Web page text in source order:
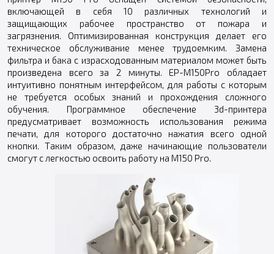
включающей в себя 10 различных технологий и
защищающих рабочее пространство от пожара и
загрязнения. Оптимизированная конструкция делает его
техническое обслуживание менее трудоемким. Замена
фильтра и бака с израсходованным материалом может быть
произведена всего за 2 минуты. EP-M150Pro обладает
интуитивно понятным интерфейсом, для работы с которым
не требуется особых знаний и прохождения сложного
обучения. Программное обеспечение 3d-принтера
предусматривает возможность использования режима
печати, для которого достаточно нажатия всего одной
кнопки. Таким образом, даже начинающие пользователи
смогут с легкостью освоить работу на M150 Pro.